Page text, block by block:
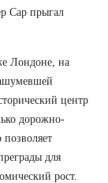
Сар прыгал
Лондоне, на
центр
дорожно-
для
рост.